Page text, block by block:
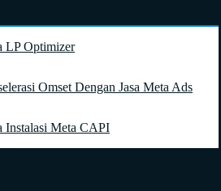
LP Optimizer
Omset Dengan Jasa Meta Ads
Instalasi Meta CAPI